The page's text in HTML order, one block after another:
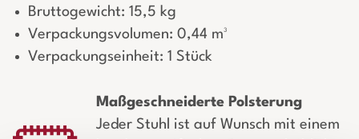
Bruttogewicht: 15,5 kg
Verpackungsvolumen: 0,44 m³
Verpackungseinheit: 1 Stück
Maßgeschneiderte Polsterung
Jeder Stuhl ist auf Wunsch mit einem